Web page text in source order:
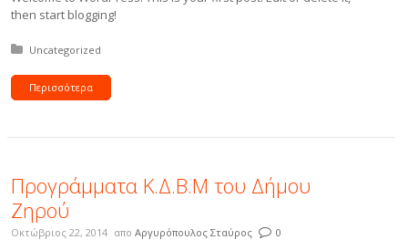
then start blogging!
Δημοσιεύτηκε σε:
Uncategorized
Περισσότερα
Προγράμματα Κ.Δ.Β.Μ του Δήμου
Ζηρού
Οκτώβριος 22, 2014 απο Αργυρόπουλος Σταύρος 0